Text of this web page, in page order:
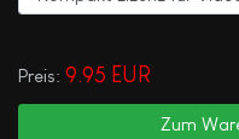
Preis: 9.95 EUR